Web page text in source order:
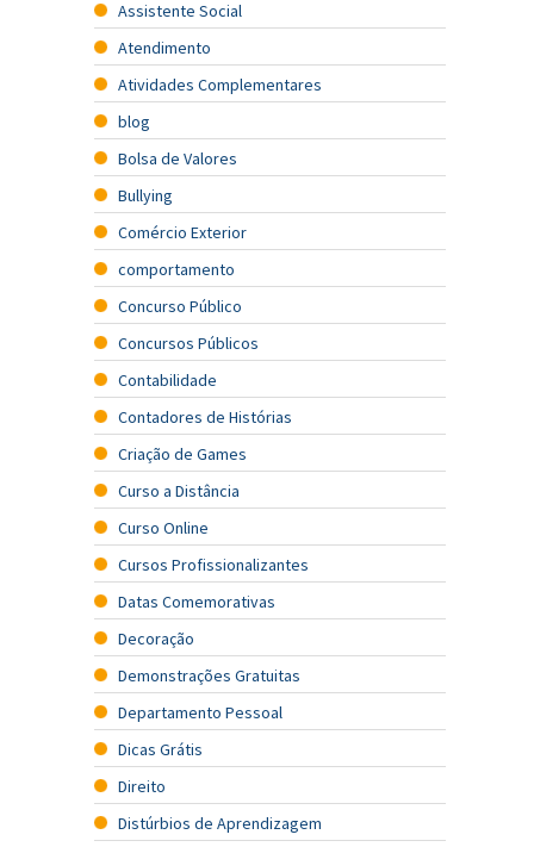
Assistente Social
Atendimento
Atividades Complementares
blog
Bolsa de Valores
Bullying
Comércio Exterior
comportamento
Concurso Público
Concursos Públicos
Contabilidade
Contadores de Histórias
Criação de Games
Curso a Distância
Curso Online
Cursos Profissionalizantes
Datas Comemorativas
Decoração
Demonstrações Gratuitas
Departamento Pessoal
Dicas Grátis
Direito
Distúrbios de Aprendizagem